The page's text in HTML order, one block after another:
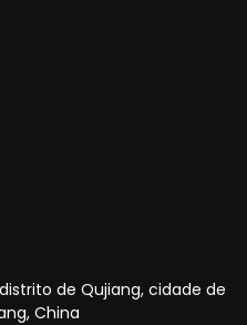
de Qujiang, cidade de
China